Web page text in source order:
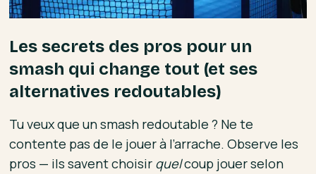
Les secrets des pros pour un
smash qui change tout (et ses
alternatives redoutables)
Tu veux que un smash redoutable ? Ne te
contente pas de le jouer à l’arrache. Observe les
pros — ils savent choisir quelcoup jouer selon